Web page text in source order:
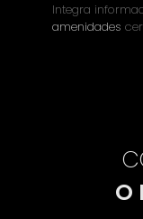
Integra
amenidades
O